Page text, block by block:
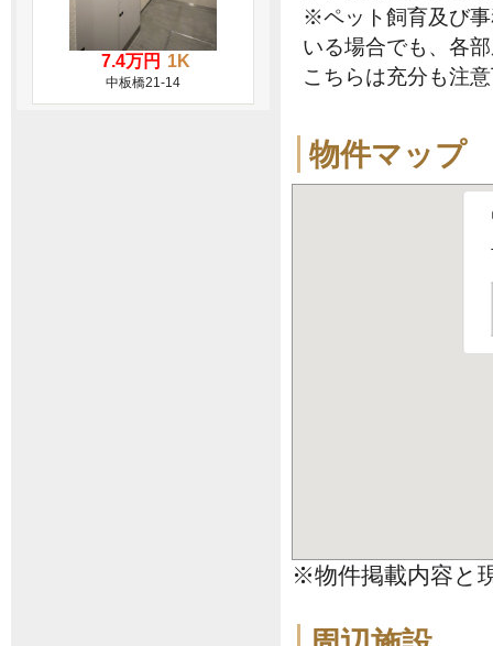
※ペット飼育及び
いる場合でも、各
こちらは充分も注
物件マップ
※物件掲載内容と
7.4万円 1K
中板橋21-14